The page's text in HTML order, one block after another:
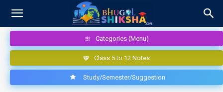
Categories (Menu)
Class 5 to 12 Notes
Study/Semester/Suggestion